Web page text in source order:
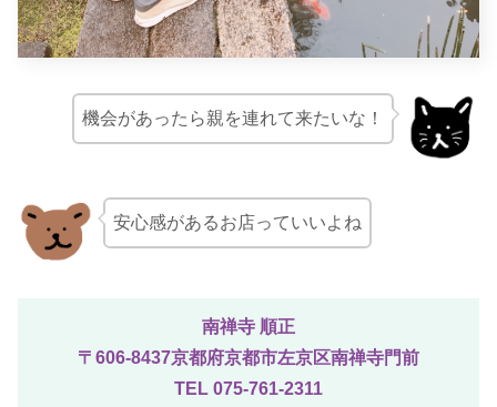
機会があったら親を連れて来たいな！
安心感があるお店っていいよね
南禅寺 順正
〒606-8437京都府京都市左京区南禅寺門前
TEL 075-761-2311